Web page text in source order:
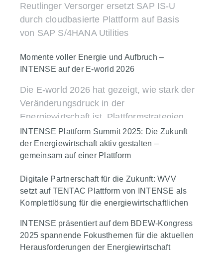
Mehr erfahren
Reutlinger Versorger ersetzt SAP IS-U
durch cloudbasierte Plattform auf Basis
von SAP S/4HANA Utilities
Mehr erfahren
Unternehmen IT-Strategie
Plattformen & Integration SAP for Utilities
INTENSE bei den EVU Prozess & IT Tagen
Mehr erfahren
Events Unternehmen Energiewende
IT-Strategie Plattformen & Integration
SAP Diamant Award: INTENSE als „Partner des
SAP Diamant Award: INTENSE als
„Partner des Jahres 2026 – Energy“
Mehr erfahren
Unternehmen IT-Strategie
Momente voller Energie und Aufbruch –
INTENSE auf der E-world 2026
Die E-world 2026 hat gezeigt, wie stark der
Veränderungsdruck in der
Energiewirtschaft ist. Plattformstrategien,
SAP S/4HANA-Transformationen und
partnerschaftliche Zusammenarbeit
standen im Mittelpunkt – und prägten den
Mehr erfahren
Events Unternehmen Energiehandel
SAP for Utilities Transformation & Migration
INTENSE Plattform Summit 2025: Die Zukunft
der Energiewirtschaft aktiv gestalten –
gemeinsam auf einer Plattform
Erfolgreicher INTENSE Plattform Summit
2025 in Würzburg: Spannende
Diskussionen, praxisnahe Insights und
Mehr erfahren
Events Unternehmen IT-Strategie
Digitale Partnerschaft für die Zukunft: WVV
setzt auf TENTAC Plattform von INTENSE als
Komplettlösung für die energiewirtschaftlichen
Zentrales Digitalisierungsprojekt für
effiziente, digitale und kundenfreundliche
INTENSE präsentiert auf dem BDEW-Kongress
2025 spannende Fokusthemen für die aktuellen
Herausforderungen der Energiewirtschaft